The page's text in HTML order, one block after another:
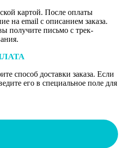
картой. После оплаты
на email с описанием заказа.
получите письмо с трек-
способ доставки заказа. Если
его в специальное поле для